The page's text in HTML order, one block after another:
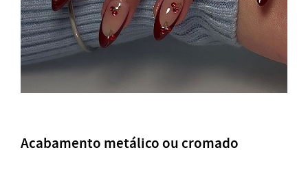
Acabamento metálico ou cromado